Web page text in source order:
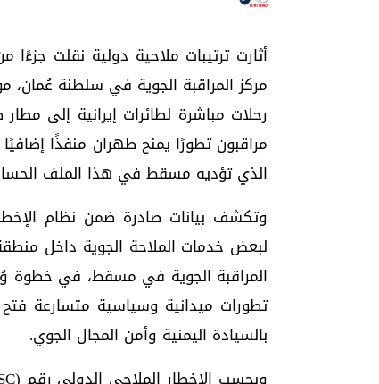
أثارت ترتيبات ملاحية دولية نقلت جزءًا
مركز المراقبة الجوية في سلطنة عُمان،
رحلات مباشرة لطائرات إيرانية إلى
مراقبون تطورًا يمنح طهران منفذًا
الذي تؤديه مسقط في هذا الملف
المراقبة الجوية في مسقط، في خطوة
تطورات ميدانية وسياسية متسارعة فتح
بالسيادة اليمنية وأمن المجال الجوي.